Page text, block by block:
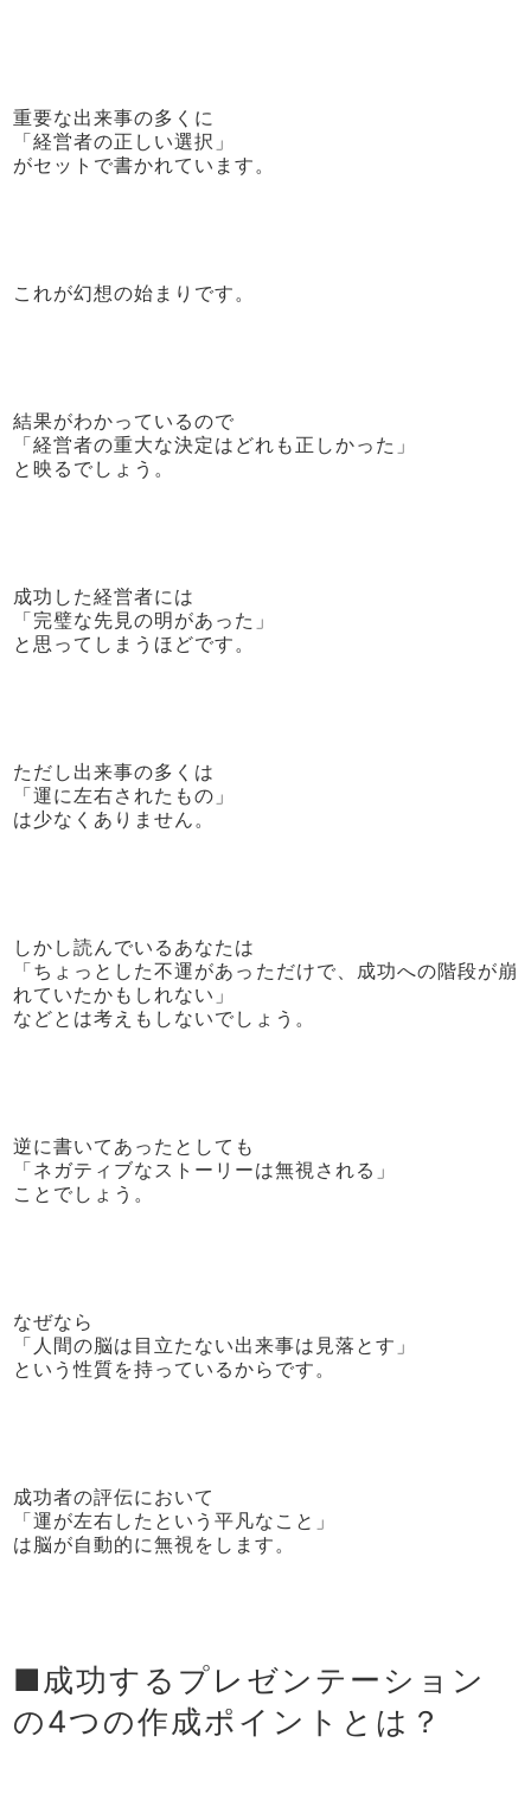
重要な出来事の多くに
「経営者の正しい選択」
がセットで書かれています。
これが幻想の始まりです。
結果がわかっているので
「経営者の重大な決定はどれも正しかった」
と映るでしょう。
成功した経営者には
「完璧な先見の明があった」
と思ってしまうほどです。
ただし出来事の多くは
「運に左右されたもの」
は少なくありません。
しかし読んでいるあなたは
「ちょっとした不運があっただけで、
成功への階段が崩
れていたかもしれない」
などとは考えもしないでしょう。
逆に書いてあったとしても
「ネガティブなストーリーは無視される」
ことでしょう。
なぜなら
「人間の脳は目立たない出来事は見落とす」
という性質を持っているからです。
成功者の評伝において
「運が左右した という平凡なこと」
は脳が自動的に無視をします。
■成功するプレゼンテーション
の4つの作成ポイントとは？